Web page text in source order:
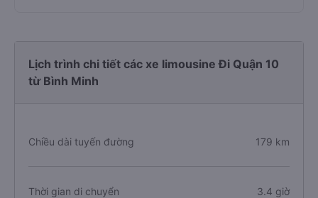
Lịch trình chi tiết các xe limousine Đi Quận 10
từ Bình Minh
Chiều dài tuyến đường 179 km
Thời gian di chuyển 3.4 giờ